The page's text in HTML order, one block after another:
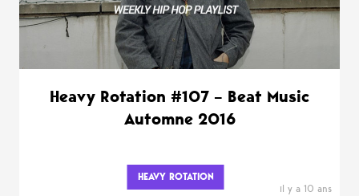
Heavy Rotation #107 – Beat Music
Automne 2016
HEAVY ROTATION
il y a 10 ans